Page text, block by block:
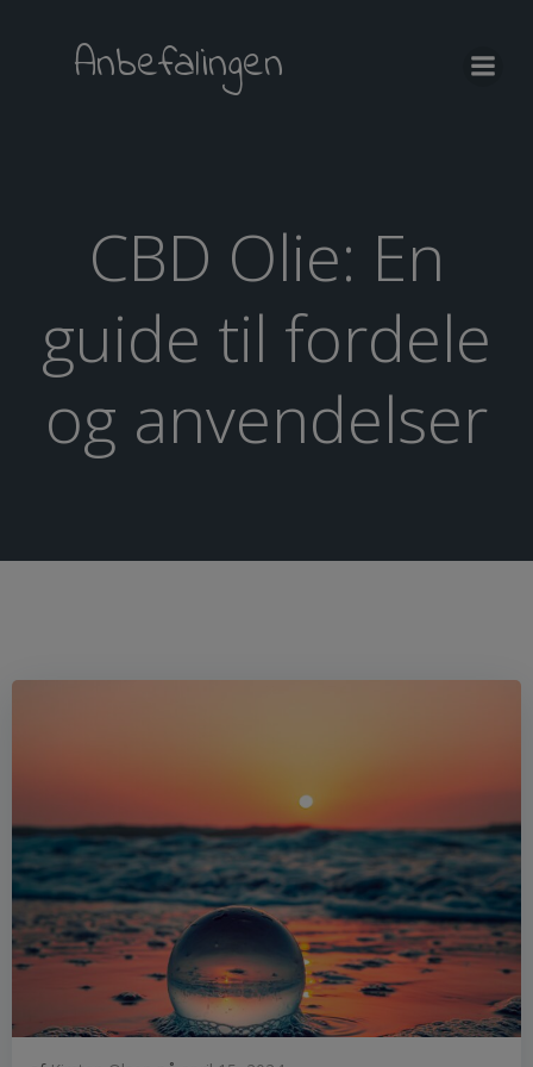
indhold
Anbefalingen
CBD Olie: En
guide til fordele
og anvendelser